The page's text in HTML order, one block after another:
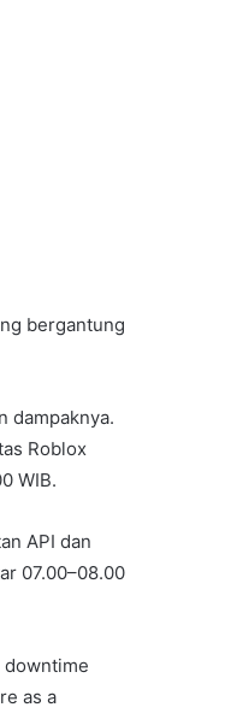
bergantung
dampaknya.
Roblox
WIB.
API dan
07.00–08.00
downtime
as a